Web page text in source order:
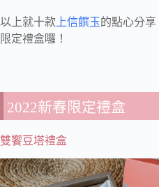
以上就十款 上信饌玉的點心分
限定禮盒囉！
2022新春限定禮盒
雙饗豆塔禮盒